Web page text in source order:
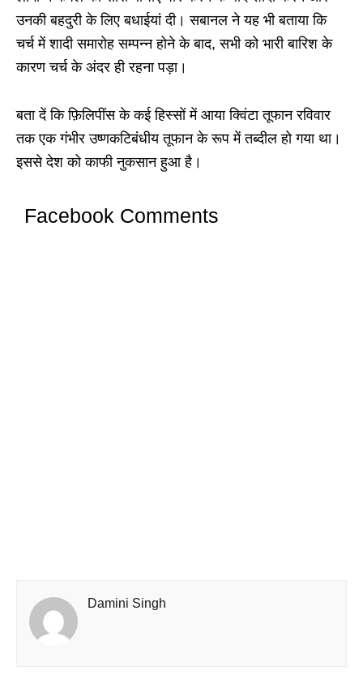
उनकी बहदुरी के लिए बधाईयां दी। सबानल ने यह भी बताया कि
चर्च में शादी समारोह सम्पन्न होने के बाद, सभी को भारी बारिश के
कारण चर्च के अंदर ही रहना पड़ा।
बता दें कि फ़िलिपींस के कई हिस्सों में आया क्विंटा तूफान रविवार
तक एक गंभीर उष्णकटिबंधीय तूफान के रूप में तब्दील हो गया था।
इससे देश को काफी नुकसान हुआ है।
Facebook Comments
Damini Singh